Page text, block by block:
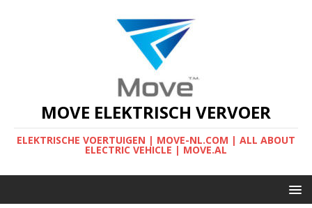
MOVE ELEKTRISCH VERVOER
ELEKTRISCHE VOERTUIGEN | MOVE-NL.COM | ALL ABOUT
ELECTRIC VEHICLE | MOVE.AL